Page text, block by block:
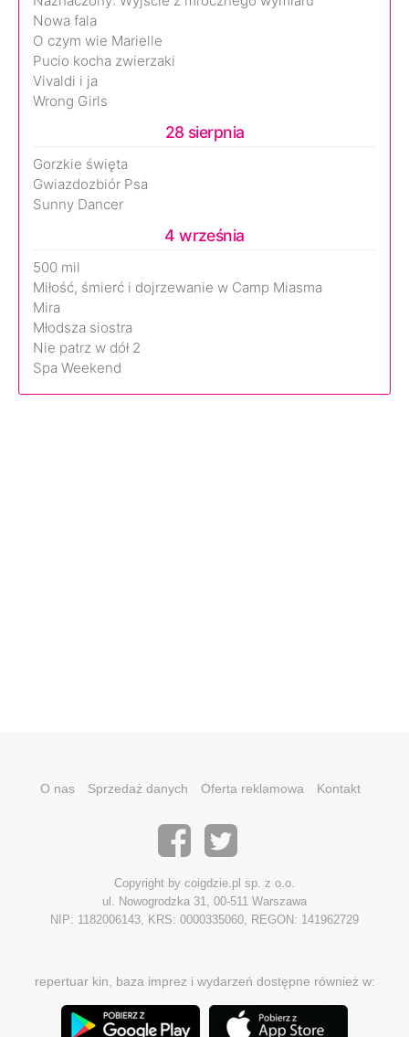
Nowa fala
O czym wie Marielle
Pucio kocha zwierzaki
Vivaldi i ja
Wrong Girls
28 sierpnia
Gorzkie święta
Gwiazdozbiór Psa
Sunny Dancer
4 września
500 mil
Miłość, śmierć i dojrzewanie w Camp Miasma
Mira
Młodsza siostra
Nie patrz w dół 2
Spa Weekend
O nas Sprzedaż danych Oferta reklamowa Kontakt
Copyright by coigdzie.pl sp. z o.o.
ul. Nowogrodzka 31, 00-511 Warszawa
NIP: 1182006143, KRS: 0000335060, REGON: 141962729
repertuar kin, baza imprez i wydarzeń dostępne również w: